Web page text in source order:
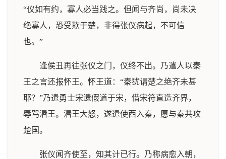
“仪如有约，寡人必当践之。但闻与齐尚，尚未决
绝寡人，恐受欺于楚，非得张仪病起，不可信
也。”
逢侯丑再往张仪之门，仪终不出。乃遣人以秦
王之言还报怀王。怀王道：“秦犹谓楚之绝齐未甚
耶？”乃遣勇士宋遗假道于宋，借宋符直造齐界，
辱骂湣王。湣王大怒，遂遣使西入秦，愿与秦共攻
楚国。
张仪闻齐使至，知其计已行。乃称病愈入朝，